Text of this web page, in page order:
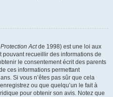
Actde 1998) est une loi aux
pouvant recueillir des informations de
le consentement écrit des parents
ces informations permettant
Si vous n’êtes pas sûr que cela
ou que quelqu’un le fait à
pour obtenir son avis. Notez que